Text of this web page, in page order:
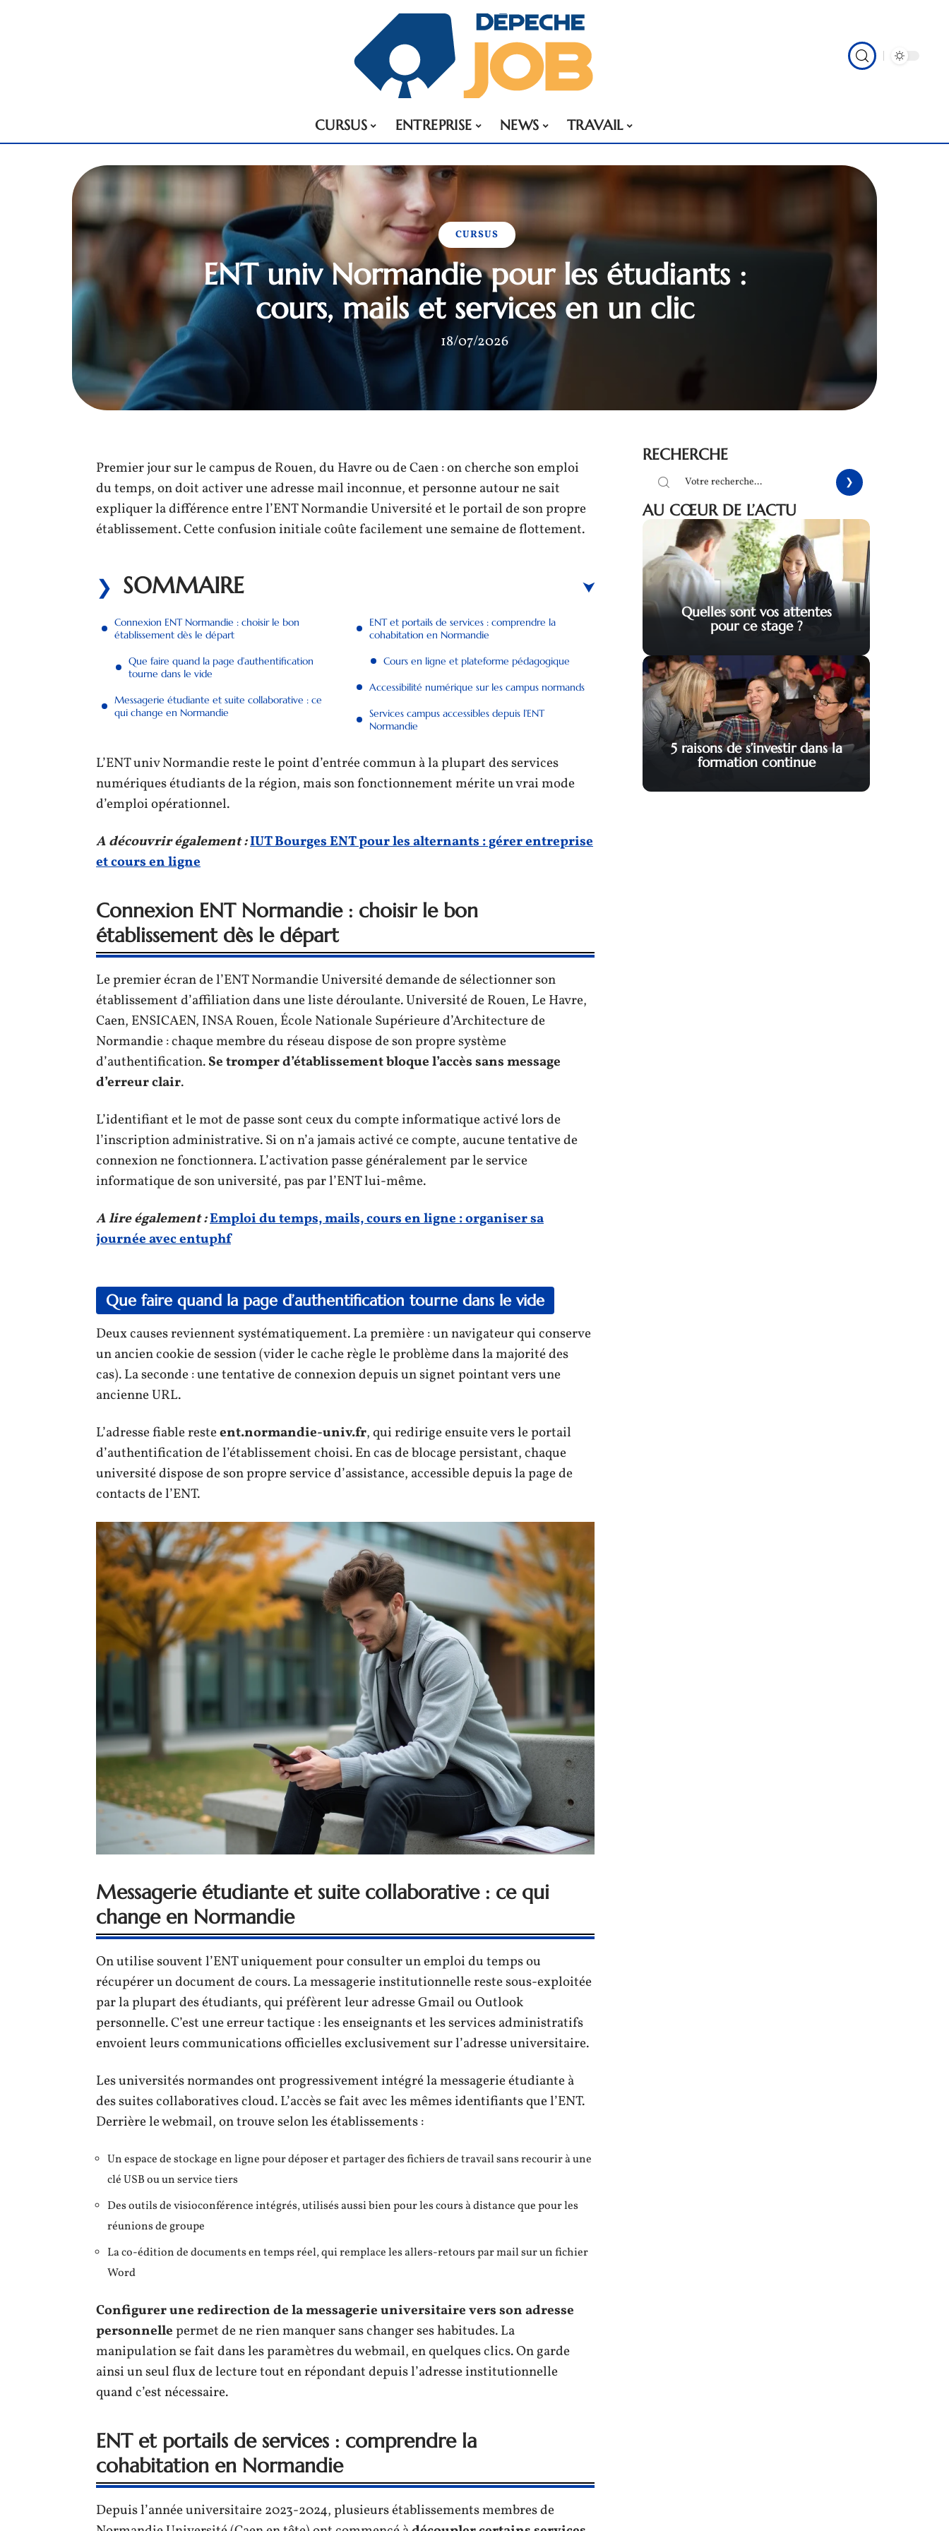
CURSUS ENTREPRISE NEWS TRAVAIL
CURSUS
ENT univ Normandie pour les étudiants :
cours, mails et services en un clic
18/07/2026
Premier jour sur le campus de Rouen, du Havre ou de Caen : on cherche son emploi
du temps, on doit activer une adresse mail inconnue, et personne autour ne sait
expliquer la différence entre l’ENT Normandie Université et le portail de son propre
établissement. Cette confusion initiale coûte facilement une semaine de flottement.
SOMMAIRE
Connexion ENT Normandie : choisir le bon
établissement dès le départ
Que faire quand la page d’authentification
tourne dans le vide
Messagerie étudiante et suite collaborative : ce
qui change en Normandie
ENT et portails de services : comprendre la
cohabitation en Normandie
Cours en ligne et plateforme pédagogique
Accessibilité numérique sur les campus normands
Services campus accessibles depuis l’ENT
Normandie
L’ENT univ Normandie reste le point d’entrée commun à la plupart des services
numériques étudiants de la région, mais son fonctionnement mérite un vrai mode
d’emploi opérationnel.
A découvrir également :IUT Bourges ENT pour les alternants : gérer entreprise
et cours en ligne
Connexion ENT Normandie : choisir le bon
établissement dès le départ
Le premier écran de l’ENT Normandie Université demande de sélectionner son
établissement d’affiliation dans une liste déroulante. Université de Rouen, Le Havre,
Caen, ENSICAEN, INSA Rouen, École Nationale Supérieure d’Architecture de
Normandie : chaque membre du réseau dispose de son propre système
d’authentification.Se tromper d’établissement bloque l’accès sans message
d’erreur clair.
L’identifiant et le mot de passe sont ceux du compte informatique activé lors de
l’inscription administrative. Si on n’a jamais activé ce compte, aucune tentative de
connexion ne fonctionnera. L’activation passe généralement par le service
informatique de son université, pas par l’ENT lui-même.
A lire également :Emploi du temps, mails, cours en ligne : organiser sa
journée avec entuphf
Que faire quand la page d’authentification tourne dans le vide
Deux causes reviennent systématiquement. La première : un navigateur qui conserve
un ancien cookie de session (vider le cache règle le problème dans la majorité des
cas). La seconde : une tentative de connexion depuis un signet pointant vers une
ancienne URL.
L’adresse fiable resteent.normandie-univ.fr, qui redirige ensuite vers le portail
d’authentification de l’établissement choisi. En cas de blocage persistant, chaque
université dispose de son propre service d’assistance, accessible depuis la page de
contacts de l’ENT.
Messagerie étudiante et suite collaborative : ce qui
change en Normandie
On utilise souvent l’ENT uniquement pour consulter un emploi du temps ou
récupérer un document de cours. La messagerie institutionnelle reste sous-exploitée
par la plupart des étudiants, qui préfèrent leur adresse Gmail ou Outlook
personnelle. C’est une erreur tactique : les enseignants et les services administratifs
envoient leurs communications officielles exclusivement sur l’adresse universitaire.
Les universités normandes ont progressivement intégré la messagerie étudiante à
des suites collaboratives cloud. L’accès se fait avec les mêmes identifiants que l’ENT.
Derrière le webmail, on trouve selon les établissements :
Un espace de stockage en ligne pour déposer et partager des fichiers de travail sans recourir à une
clé USB ou un service tiers
Des outils de visioconférence intégrés, utilisés aussi bien pour les cours à distance que pour les
réunions de groupe
La co-édition de documents en temps réel, qui remplace les allers-retours par mail sur un fichier
Word
Configurer une redirection de la messagerie universitaire vers son adresse
personnellepermet de ne rien manquer sans changer ses habitudes. La
manipulation se fait dans les paramètres du webmail, en quelques clics. On garde
ainsi un seul flux de lecture tout en répondant depuis l’adresse institutionnelle
quand c’est nécessaire.
ENT et portails de services : comprendre la
cohabitation en Normandie
Depuis l’année universitaire 2023-2024, plusieurs établissements membres de
RECHERCHE
AU CŒUR DE L’ACTU
Quelles sont vos attentes
pour ce stage ?
5 raisons de s’investir dans la
formation continue